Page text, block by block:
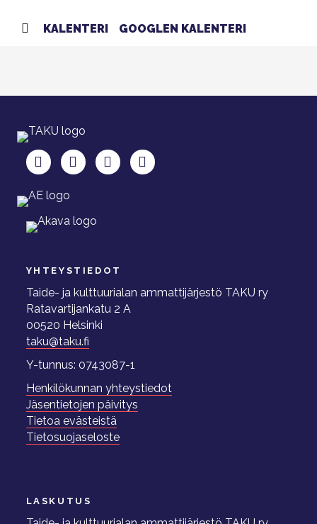
KALENTERI GOOGLEN KALENTERI
TAKU Facebookissa
TAKU Twitterissä
TAKU Instagramissa
TAKU LinkedInissä
YHTEYSTIEDOT
Taide- ja kulttuurialan ammattijärjestö TAKU ry
Ratavartijankatu 2 A
00520 Helsinki
taku@taku.fi
Y-tunnus: 0743087-1
Henkilökunnan yhteystiedot
Jäsentietojen päivitys
Tietoa evästeistä
Tietosuojaseloste
LASKUTUS